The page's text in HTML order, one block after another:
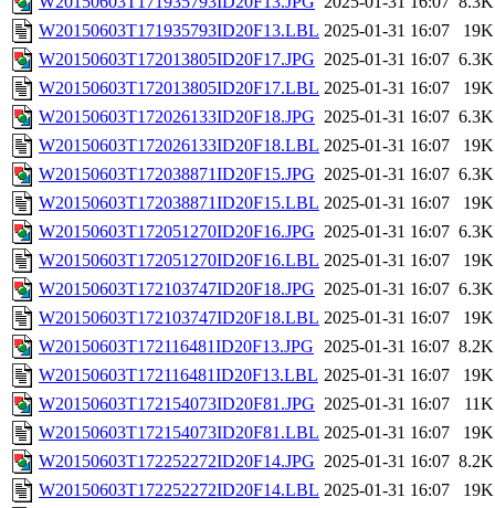
W20150603T171935793ID20F13.LBL 2025-01-31 16:07
19K
W20150603T172013805ID20F17.JPG 2025-01-31 16:07 6.3K
W20150603T172013805ID20F17.LBL 2025-01-31 16:07
19K
W20150603T172026133ID20F18.JPG 2025-01-31 16:07 6.3K
W20150603T172026133ID20F18.LBL 2025-01-31 16:07
19K
W20150603T172038871ID20F15.JPG 2025-01-31 16:07 6.3K
W20150603T172038871ID20F15.LBL 2025-01-31 16:07
19K
W20150603T172051270ID20F16.JPG 2025-01-31 16:07 6.3K
W20150603T172051270ID20F16.LBL 2025-01-31 16:07
19K
W20150603T172103747ID20F18.JPG 2025-01-31 16:07 6.3K
W20150603T172103747ID20F18.LBL 2025-01-31 16:07
19K
W20150603T172116481ID20F13.JPG 2025-01-31 16:07 8.2K
W20150603T172116481ID20F13.LBL 2025-01-31 16:07
19K
W20150603T172154073ID20F81.JPG 2025-01-31 16:07
11K
W20150603T172154073ID20F81.LBL 2025-01-31 16:07
19K
W20150603T172252272ID20F14.JPG 2025-01-31 16:07 8.2K
W20150603T172252272ID20F14.LBL 2025-01-31 16:07
19K